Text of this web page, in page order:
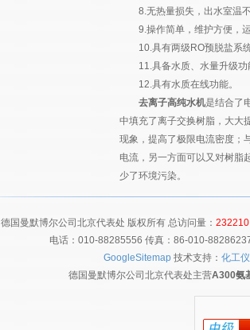
8.无热量损失，出水室温不
9.操作简单，维护方便，
10.具有两级RO预脱盐系统
11.具备水质、水量升级功
12.具有水质在线功能。
去离子高纯水机是结合了
中填充了离子交换树脂，大大
现象，提高了极限电流密度；
电流，另一方面可以又对树脂
少了环境污染。
德国曼默博尔公司北京代表处 版权所有 总访问量： 232210
电话：010-88285556 传真：86-010-
GoogleSitemap技术支持： 化工
德国曼默博尔公司北京代表处主营A300氨